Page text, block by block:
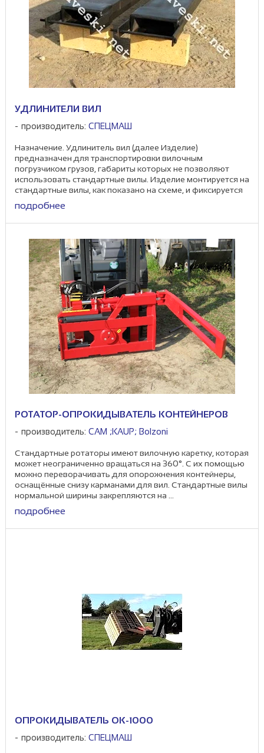
УДЛИНИТЕЛИ ВИЛ
производитель: СПЕЦМАШ
Назначение. Удлинитель вил (далее Изделие)
предназначен для транспортировки вилочным
погрузчиком грузов, габариты которых не позволяют
использовать стандартные вилы. Изделие монтируется на
стандартные вилы, как показано на схеме, и фиксируется
подробнее
РОТАТОР-ОПРОКИДЫВАТЕЛЬ КОНТЕЙНЕРОВ
производитель: CAM ;KAUP; Bоlzoni
Стандартные ротаторы имеют вилочную каретку, которая
может неограниченно вращаться на 360°. С их помощью
можно переворачивать для опорожнения контейнеры,
оснащённые снизу карманами для вил. Стандартные вилы
нормальной ширины закрепляются на ...
подробнее
ОПРОКИДЫВАТЕЛЬ ОК-1000
производитель: СПЕЦМАШ